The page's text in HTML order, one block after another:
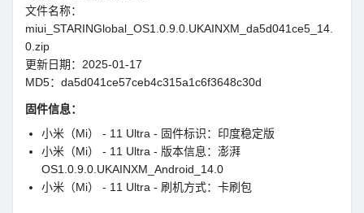
文件名称：
miui_STARINGlobal_OS1.0.9.0.UKAINXM_da5d041ce5_14.
0.zip
更新日期：2025-01-17
MD5：da5d041ce57ceb4c315a1c6f3648c30d
固件信息：
小米（Mi） - 11 Ultra - 固件标识：印度稳定版
小米（Mi） - 11 Ultra - 版本信息：澎湃
OS1.0.9.0.UKAINXM_Android_14.0
小米（Mi） - 11 Ultra - 刷机方式：卡刷包